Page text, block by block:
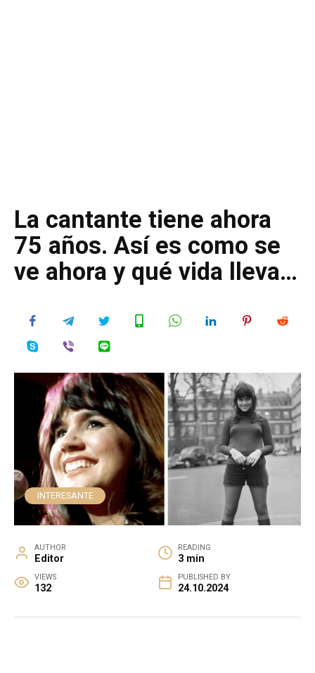
La cantante tiene ahora
75 años. Así es como se
ve ahora y qué vida lleva…
INTERESANTE
AUTHOR
Editor
READING
3 min
VIEWS
132
PUBLISHED BY
24.10.2024